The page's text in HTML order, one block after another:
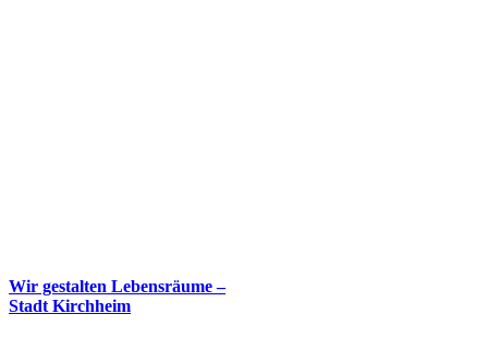
Wir gestalten Lebensräume –
Stadt Kirchheim